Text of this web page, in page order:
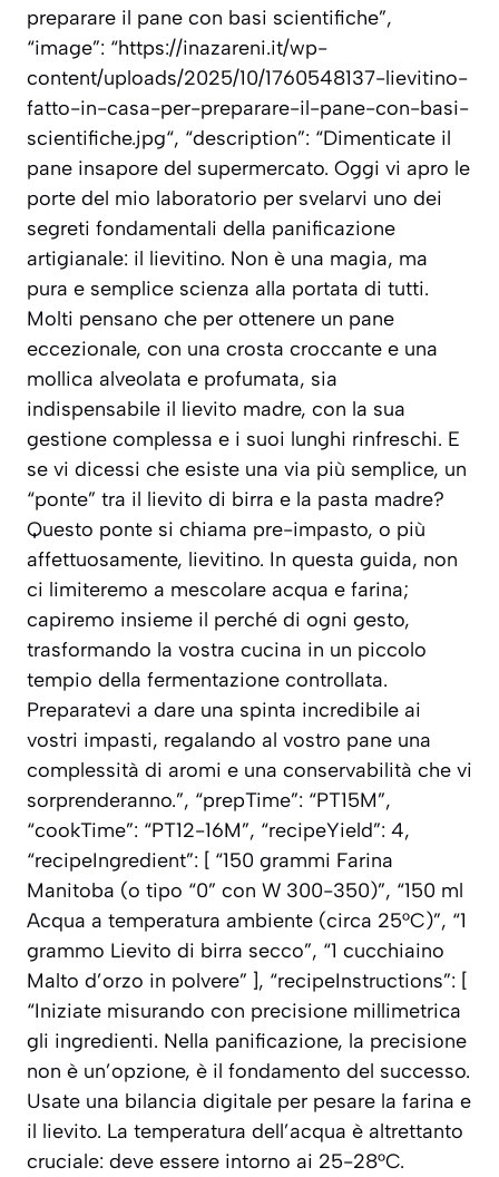
preparare il pane con basi scientifiche”,
“image”: “https://inazareni.it/wp-
content/uploads/2025/10/1760548137-lievitino-
fatto-in-casa-per-preparare-il-pane-con-basi-
scientifiche.jpg“, “description”: “Dimenticate il
pane insapore del supermercato. Oggi vi apro le
porte del mio laboratorio per svelarvi uno dei
segreti fondamentali della panificazione
artigianale: il lievitino. Non è una magia, ma
pura e semplice scienza alla portata di tutti.
Molti pensano che per ottenere un pane
eccezionale, con una crosta croccante e una
mollica alveolata e profumata, sia
indispensabile il lievito madre, con la sua
gestione complessa e i suoi lunghi rinfreschi. E
se vi dicessi che esiste una via più semplice, un
“ponte” tra il lievito di birra e la pasta madre?
Questo ponte si chiama pre-impasto, o più
affettuosamente, lievitino. In questa guida, non
ci limiteremo a mescolare acqua e farina;
capiremo insieme il perché di ogni gesto,
trasformando la vostra cucina in un piccolo
tempio della fermentazione controllata.
Preparatevi a dare una spinta incredibile ai
vostri impasti, regalando al vostro pane una
complessità di aromi e una conservabilità che vi
sorprenderanno.”, “prepTime”: “PT15M”,
“cookTime”: “PT12-16M”, “recipeYield”: 4,
“recipeIngredient”: [ “150 grammi Farina
Manitoba (o tipo “0” con W 300-350)”, “150 ml
Acqua a temperatura ambiente (circa 25°C)”, “1
grammo Lievito di birra secco”, “1 cucchiaino
Malto d’orzo in polvere” ], “recipeInstructions”: [
“Iniziate misurando con precisione millimetrica
gli ingredienti. Nella panificazione, la precisione
non è un’opzione, è il fondamento del successo.
Usate una bilancia digitale per pesare la farina e
il lievito. La temperatura dell’acqua è altrettanto
cruciale: deve essere intorno ai 25-28°C.